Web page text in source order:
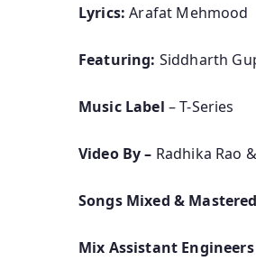
Lyrics: Arafat Mehmood
Featuring: Siddharth
Music Label – T-Series
Video By – Radhika Rao
Songs Mixed &
Mix Assistant Engineers